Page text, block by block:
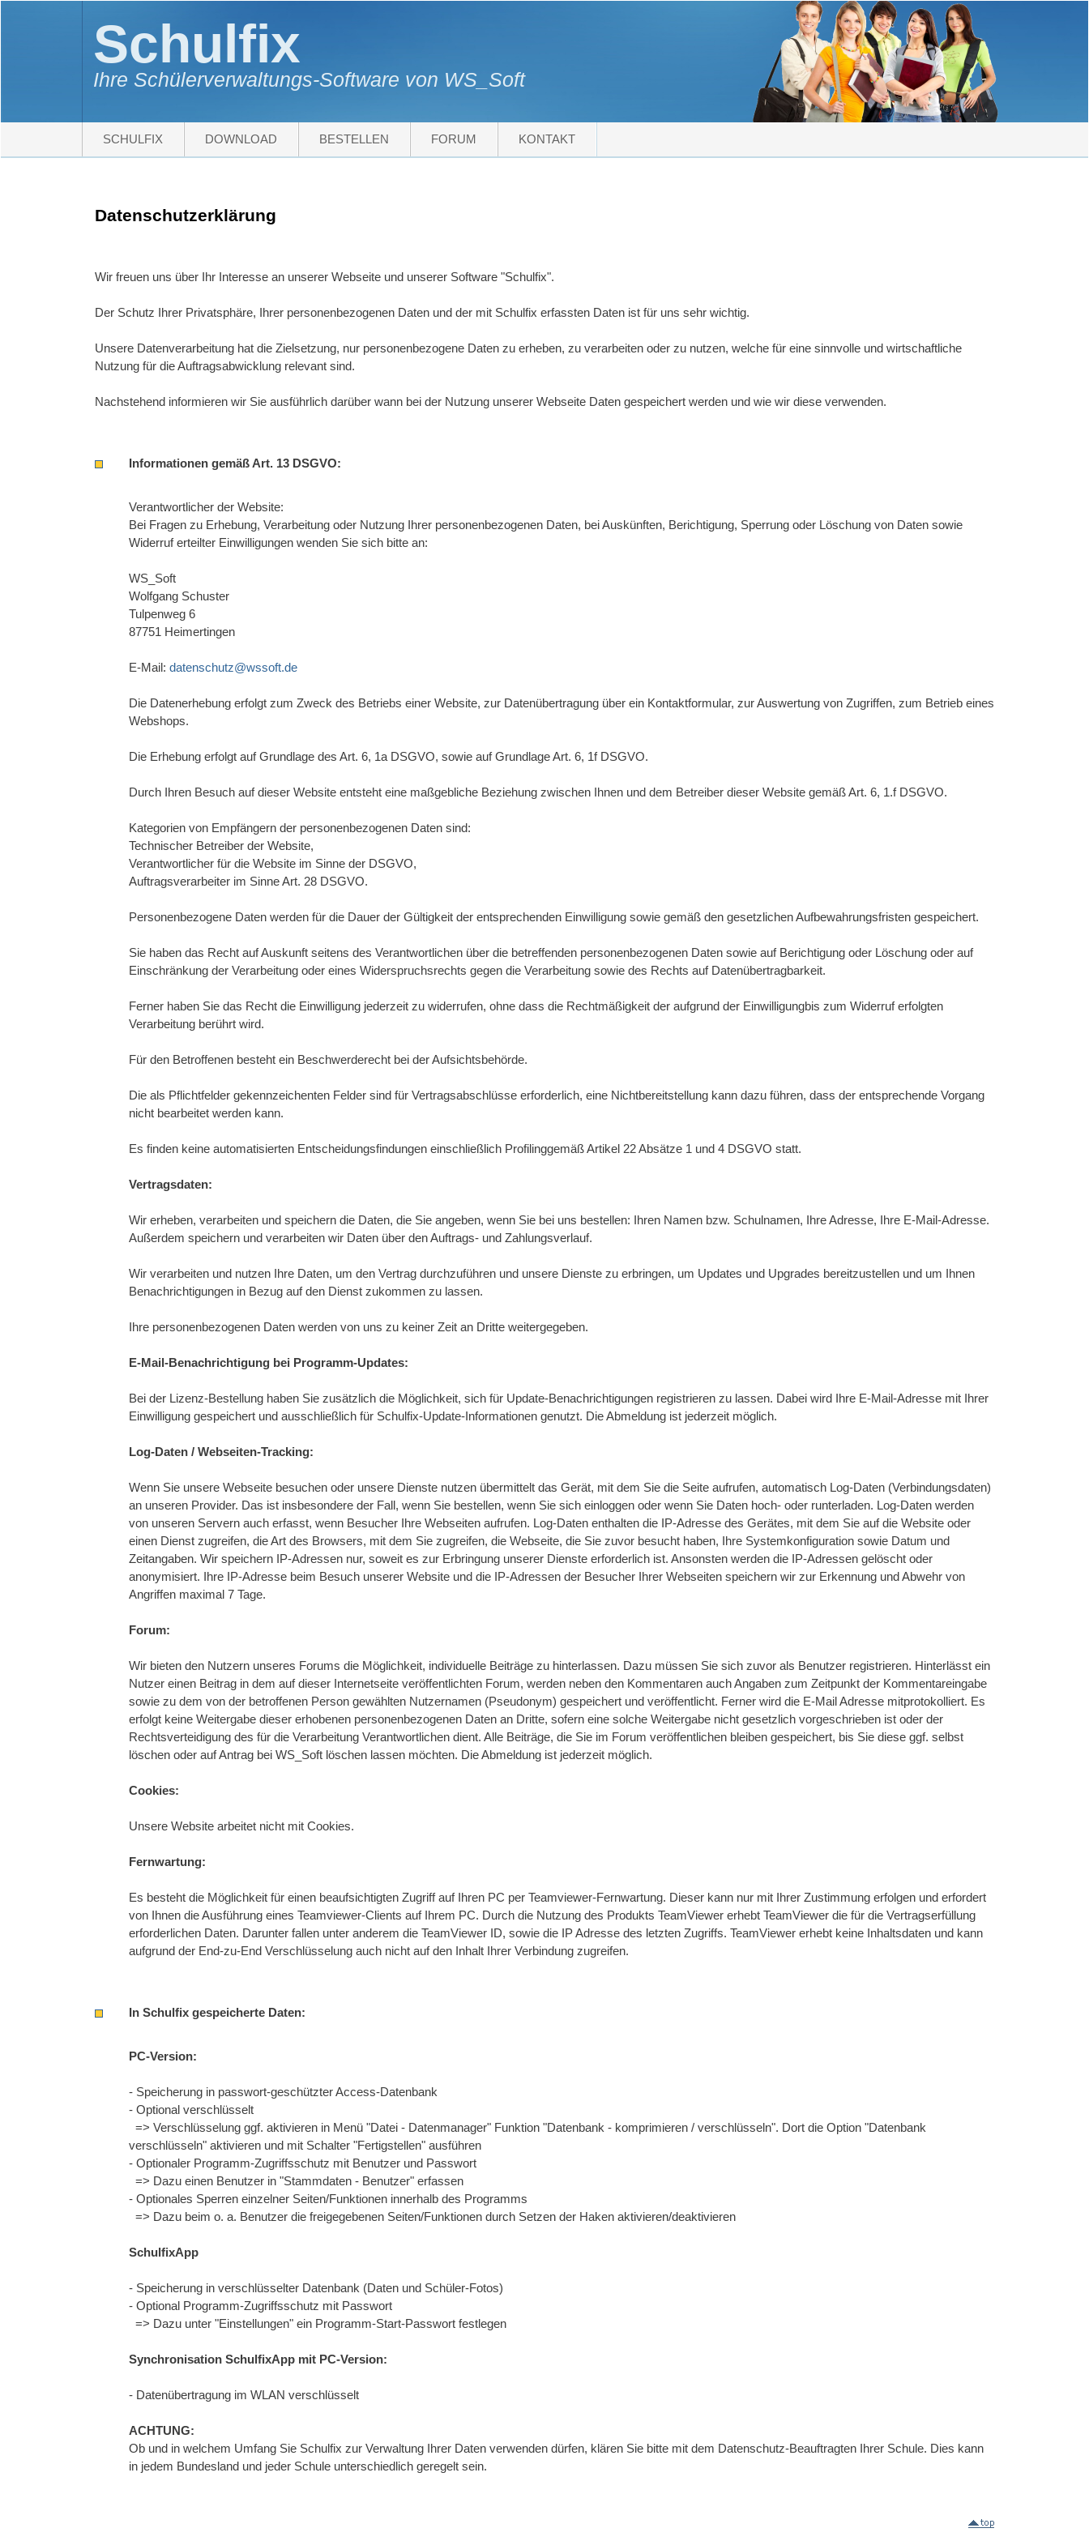
Schulfix
Ihre Schülerverwaltungs-Software von WS_Soft
SCHULFIX DOWNLOAD BESTELLEN FORUM KONTAKT
Datenschutzerklärung
Wir freuen uns über Ihr Interesse an unserer Webseite und unserer Software "Schulfix".
Der Schutz Ihrer Privatsphäre, Ihrer personenbezogenen Daten und der mit Schulfix erfassten Daten ist für uns sehr wichtig.
Unsere Datenverarbeitung hat die Zielsetzung, nur personenbezogene Daten zu erheben, zu verarbeiten oder zu nutzen, welche für eine sinnvolle und wirtschaftliche
Nutzung für die Auftragsabwicklung relevant sind.
Nachstehend informieren wir Sie ausführlich darüber wann bei der Nutzung unserer Webseite Daten gespeichert werden und wie wir diese verwenden.
Informationen gemäß Art. 13 DSGVO:
Verantwortlicher der Website:
Bei Fragen zu Erhebung, Verarbeitung oder Nutzung Ihrer personenbezogenen Daten, bei Auskünften, Berichtigung, Sperrung oder Löschung von Daten sowie
Widerruf erteilter Einwilligungen wenden Sie sich bitte an:
WS_Soft
Wolfgang Schuster
Tulpenweg 6
87751 Heimertingen
E-Mail: datenschutz@wssoft.de
Die Datenerhebung erfolgt zum Zweck des Betriebs einer Website, zur Datenübertragung über ein Kontaktformular, zur Auswertung von Zugriffen, zum Betrieb eines
Webshops.
Die Erhebung erfolgt auf Grundlage des Art. 6, 1a DSGVO, sowie auf Grundlage Art. 6, 1f DSGVO.
Durch Ihren Besuch auf dieser Website entsteht eine maßgebliche Beziehung zwischen Ihnen und dem Betreiber dieser Website gemäß Art. 6, 1.f DSGVO.
Kategorien von Empfängern der personenbezogenen Daten sind:
Technischer Betreiber der Website,
Verantwortlicher für die Website im Sinne der DSGVO,
Auftragsverarbeiter im Sinne Art. 28 DSGVO.
Personenbezogene Daten werden für die Dauer der Gültigkeit der entsprechenden Einwilligung sowie gemäß den gesetzlichen Aufbewahrungsfristen gespeichert.
Sie haben das Recht auf Auskunft seitens des Verantwortlichen über die betreffenden personenbezogenen Daten sowie auf Berichtigung oder Löschung oder auf
Einschränkung der Verarbeitung oder eines Widerspruchsrechts gegen die Verarbeitung sowie des Rechts auf Datenübertragbarkeit.
Ferner haben Sie das Recht die Einwilligung jederzeit zu widerrufen, ohne dass die Rechtmäßigkeit der aufgrund der Einwilligungbis zum Widerruf erfolgten
Verarbeitung berührt wird.
Für den Betroffenen besteht ein Beschwerderecht bei der Aufsichtsbehörde.
Die als Pflichtfelder gekennzeichenten Felder sind für Vertragsabschlüsse erforderlich, eine Nichtbereitstellung kann dazu führen, dass der entsprechende Vorgang
nicht bearbeitet werden kann.
Es finden keine automatisierten Entscheidungsfindungen einschließlich Profilinggemäß Artikel 22 Absätze 1 und 4 DSGVO statt.
Vertragsdaten:
Wir erheben, verarbeiten und speichern die Daten, die Sie angeben, wenn Sie bei uns bestellen: Ihren Namen bzw. Schulnamen, Ihre Adresse, Ihre E-Mail-Adresse.
Außerdem speichern und verarbeiten wir Daten über den Auftrags- und Zahlungsverlauf.
Wir verarbeiten und nutzen Ihre Daten, um den Vertrag durchzuführen und unsere Dienste zu erbringen, um Updates und Upgrades bereitzustellen und um Ihnen
Benachrichtigungen in Bezug auf den Dienst zukommen zu lassen.
Ihre personenbezogenen Daten werden von uns zu keiner Zeit an Dritte weitergegeben.
E-Mail-Benachrichtigung bei Programm-Updates:
Bei der Lizenz-Bestellung haben Sie zusätzlich die Möglichkeit, sich für Update-Benachrichtigungen registrieren zu lassen. Dabei wird Ihre E-Mail-Adresse mit Ihrer
Einwilligung gespeichert und ausschließlich für Schulfix-Update-Informationen genutzt. Die Abmeldung ist jederzeit möglich.
Log-Daten / Webseiten-Tracking:
Wenn Sie unsere Webseite besuchen oder unsere Dienste nutzen übermittelt das Gerät, mit dem Sie die Seite aufrufen, automatisch Log-Daten (Verbindungsdaten)
an unseren Provider. Das ist insbesondere der Fall, wenn Sie bestellen, wenn Sie sich einloggen oder wenn Sie Daten hoch- oder runterladen. Log-Daten werden
von unseren Servern auch erfasst, wenn Besucher Ihre Webseiten aufrufen. Log-Daten enthalten die IP-Adresse des Gerätes, mit dem Sie auf die Website oder
einen Dienst zugreifen, die Art des Browsers, mit dem Sie zugreifen, die Webseite, die Sie zuvor besucht haben, Ihre Systemkonfiguration sowie Datum und
Zeitangaben. Wir speichern IP-Adressen nur, soweit es zur Erbringung unserer Dienste erforderlich ist. Ansonsten werden die IP-Adressen gelöscht oder
anonymisiert. Ihre IP-Adresse beim Besuch unserer Website und die IP-Adressen der Besucher Ihrer Webseiten speichern wir zur Erkennung und Abwehr von
Angriffen maximal 7 Tage.
Forum:
Wir bieten den Nutzern unseres Forums die Möglichkeit, individuelle Beiträge zu hinterlassen. Dazu müssen Sie sich zuvor als Benutzer registrieren. Hinterlässt ein
Nutzer einen Beitrag in dem auf dieser Internetseite veröffentlichten Forum, werden neben den Kommentaren auch Angaben zum Zeitpunkt der Kommentareingabe
sowie zu dem von der betroffenen Person gewählten Nutzernamen (Pseudonym) gespeichert und veröffentlicht. Ferner wird die E-Mail Adresse mitprotokolliert. Es
erfolgt keine Weitergabe dieser erhobenen personenbezogenen Daten an Dritte, sofern eine solche Weitergabe nicht gesetzlich vorgeschrieben ist oder der
Rechtsverteidigung des für die Verarbeitung Verantwortlichen dient. Alle Beiträge, die Sie im Forum veröffentlichen bleiben gespeichert, bis Sie diese ggf. selbst
löschen oder auf Antrag bei WS_Soft löschen lassen möchten. Die Abmeldung ist jederzeit möglich.
Cookies:
Unsere Website arbeitet nicht mit Cookies.
Fernwartung:
Es besteht die Möglichkeit für einen beaufsichtigten Zugriff auf Ihren PC per Teamviewer-Fernwartung. Dieser kann nur mit Ihrer Zustimmung erfolgen und erfordert
von Ihnen die Ausführung eines Teamviewer-Clients auf Ihrem PC. Durch die Nutzung des Produkts TeamViewer erhebt TeamViewer die für die Vertragserfüllung
erforderlichen Daten. Darunter fallen unter anderem die TeamViewer ID, sowie die IP Adresse des letzten Zugriffs. TeamViewer erhebt keine Inhaltsdaten und kann
aufgrund der End-zu-End Verschlüsselung auch nicht auf den Inhalt Ihrer Verbindung zugreifen.
In Schulfix gespeicherte Daten:
PC-Version:
- Speicherung in passwort-geschützter Access-Datenbank
- Optional verschlüsselt
=> Verschlüsselung ggf. aktivieren in Menü "Datei - Datenmanager" Funktion "Datenbank - komprimieren / verschlüsseln". Dort die Option "Datenbank
verschlüsseln" aktivieren und mit Schalter "Fertigstellen" ausführen
- Optionaler Programm-Zugriffsschutz mit Benutzer und Passwort
=> Dazu einen Benutzer in "Stammdaten - Benutzer" erfassen
- Optionales Sperren einzelner Seiten/Funktionen innerhalb des Programms
=> Dazu beim o. a. Benutzer die freigegebenen Seiten/Funktionen durch Setzen der Haken aktivieren/deaktivieren
SchulfixApp
- Speicherung in verschlüsselter Datenbank (Daten und Schüler-Fotos)
- Optional Programm-Zugriffsschutz mit Passwort
=> Dazu unter "Einstellungen" ein Programm-Start-Passwort festlegen
Synchronisation SchulfixApp mit PC-Version:
- Datenübertragung im WLAN verschlüsselt
ACHTUNG:
Ob und in welchem Umfang Sie Schulfix zur Verwaltung Ihrer Daten verwenden dürfen, klären Sie bitte mit dem Datenschutz-Beauftragten Ihrer Schule. Dies kann
in jedem Bundesland und jeder Schule unterschiedlich geregelt sein.